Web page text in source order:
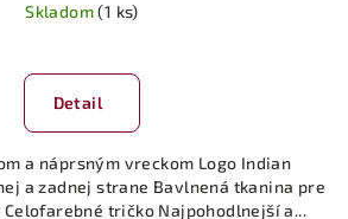
Skladom(1 ks)
Detail
a náprsným vreckom Logo Indian
a zadnej strane Bavlnená tkanina pre
tričko Najpohodlnejší a...